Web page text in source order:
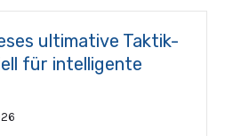
ultimative Taktik-
für intelligente